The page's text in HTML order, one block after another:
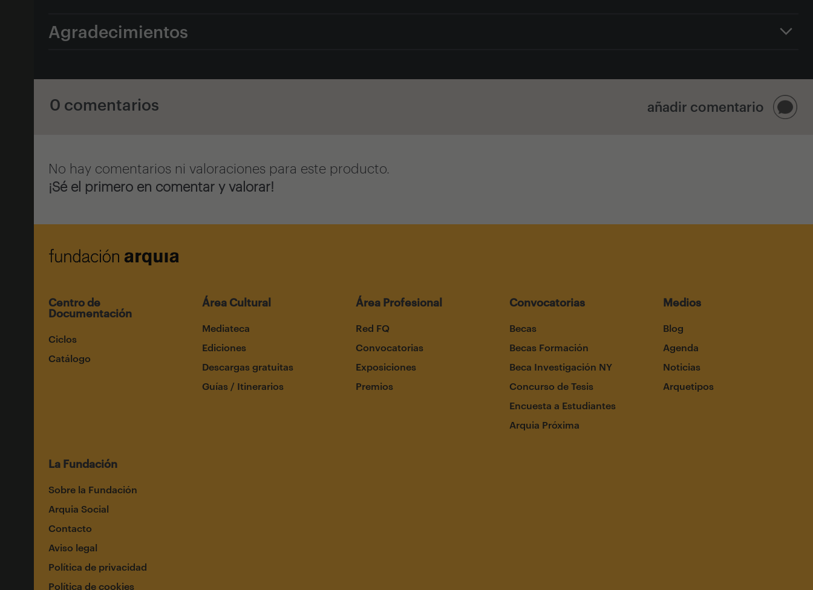
Agradecimientos
0 comentarios añadir comentario
No hay comentarios ni valoraciones para este producto.
¡Sé el primero en comentar y valorar!
Centro de
Documentación
Ciclos
Catálogo
Área Cultural
Mediateca
Ediciones
Descargas gratuitas
Guías / Itinerarios
Área Profesional
Red FQ
Convocatorias
Exposiciones
Premios
Convocatorias
Becas
Becas Formación
Beca Investigación NY
Concurso de Tesis
Encuesta a Estudiantes
Arquia Próxima
Medios
Blog
Agenda
Noticias
Arquetipos
La Fundación
Sobre la Fundación
Arquia Social
Contacto
Aviso legal
Política de privacidad
Política de cookies